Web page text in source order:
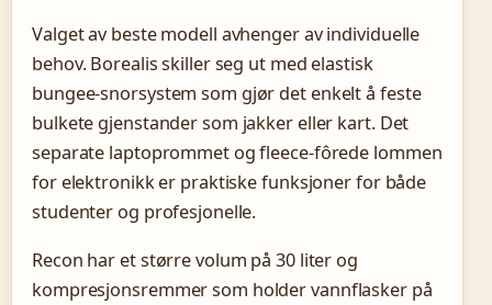
Valget av beste modell avhenger av individuelle
behov. Borealis skiller seg ut med elastisk
bungee-snorsystem som gjør det enkelt å feste
bulkete gjenstander som jakker eller kart. Det
separate laptoprommet og fleece-fôrede lommen
for elektronikk er praktiske funksjoner for både
studenter og profesjonelle.
Recon har et større volum på 30 liter og
kompresjonsremmer som holder vannflasker på